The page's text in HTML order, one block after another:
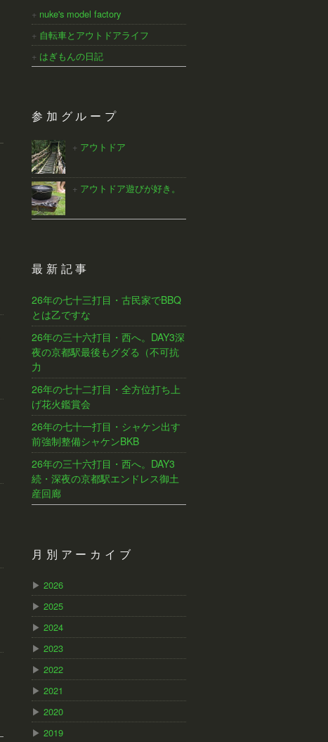
nuke's model factory
自転車とアウトドアライフ
はぎもんの日記
参加グループ
アウトドア
アウトドア遊びが好き。
最新記事
26年の七十三打目・古民家でBBQ
とは乙ですな
26年の三十六打目・西へ。DAY3深
夜の京都駅最後もグダる（不可抗
力
26年の七十二打目・全方位打ち上
げ花火鑑賞会
26年の七十一打目・シャケン出す
前強制整備シャケンBKB
26年の三十六打目・西へ。DAY3
続・深夜の京都駅エンドレス御土
産回廊
月別アーカイブ
▶ 2026
▶ 2025
▶ 2024
▶ 2023
▶ 2022
▶ 2021
▶ 2020
▶ 2019